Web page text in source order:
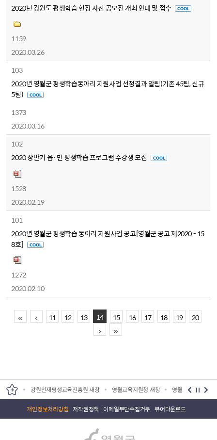
2020년 강원도 평생학습 현장 사진 공모전 개최 안내 및 접수
1159
2020.03.26
103
2020년 영월군 평생학습동아리 지원사업 선정결과 알림(기존 45팀, 신규
5팀)
1373
2020.03.16
102
2020 상반기 읍·면 평생학습 프로그램 수강생 모집
1528
2020.02.19
101
2020년 영월군 평생학습 동아리 지원사업 공고[영월군 공고 제2020 - 15
8호]
1272
2020.02.10
11 12 13 14 15 16 17 18 19 20
새창 강원인재평생교육진흥원 새창 영월교육지원청 새창 영월교육도서관 새
개인정보처리방침 저작권정책 이메일무단수집거부 뷰어다운로드